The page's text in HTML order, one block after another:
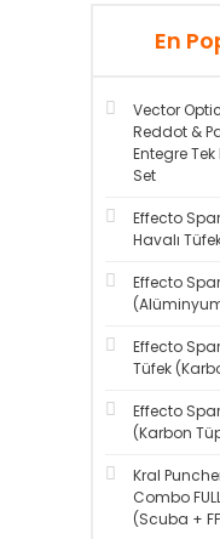
En
Vector
Reddot &
Entegre
Set
Effecto
Havalı
Effecto
Effecto
Tüfek
Effecto
(Karbon
Kral
Combo
(Scuba +